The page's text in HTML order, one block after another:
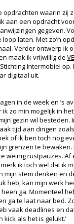
opdrachten waarin zij
aan een opdracht
gegeven.
laten. Met zo’n
Verder ontwerp ik
maak ik vrijwillig de
Intermobiel
digitaal uit.
in de week en ’s
zo min mogelijk in
gezin wil besteden.
tijd aan dingen
of ik ben toch nog
grenzen te
weinig rustpauzes. Af
ik toch wel dat ik
mijn stem denken en
heb, kan mijn werk
ga. Momenteel
ga te laat naar bed.
vaak deadlines en
als het is gelukt.’